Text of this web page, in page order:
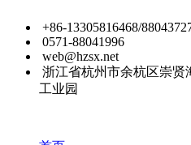
+86-13305816468/
0571-88041996
web@hzsx.net
浙江省杭州市余杭区崇贤
工业园